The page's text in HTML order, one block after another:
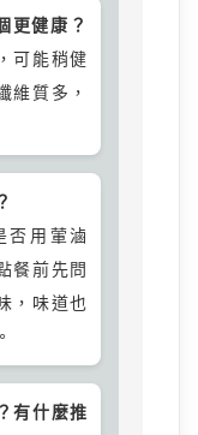
更健康？
可能稍健
維質多，
否用葷滷
餐前先問
，味道也
有什麼推